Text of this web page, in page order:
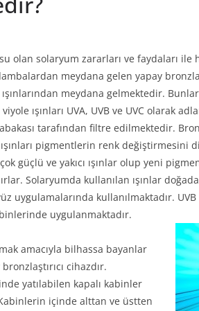
olan solaryum zararları ve faydaları
meydana gelen yapay
meydana gelmektedir.
ışınları UVA, UVB ve UVC olarak
tarafından filtre edilmektedir.
ışınları pigmentlerin renk
çok güçlü ve yakıcı ışınlar olup yeni
Solaryumda kullanılan ışınlar
uygulamalarında kullanılmaktadır.
uygulanmaktadır.
amacıyla bilhassa bayanlar
cihazdır.
yatılabilen kapalı kabinler
içinde alttan ve üstten